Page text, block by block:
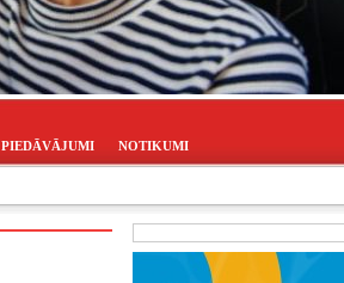
PIEDĀVĀJUMI NOTIKUMI